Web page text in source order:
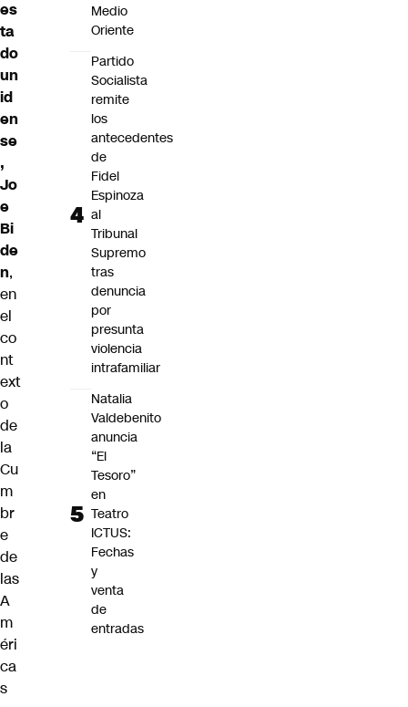
es
ta
do
un
id
en
se
,
Jo
e
Bi
de
n,
en
el
co
nt
ext
o
de
la
Cu
m
br
e
de
las
A
m
éri
ca
s
Medio
Oriente
Partido
Socialista
remite
los
antecedentes
de
Fidel
Espinoza
al
Tribunal
Supremo
tras
denuncia
por
presunta
violencia
intrafamiliar
Natalia
Valdebenito
anuncia
“El
Tesoro”
en
Teatro
ICTUS:
Fechas
y
venta
de
entradas